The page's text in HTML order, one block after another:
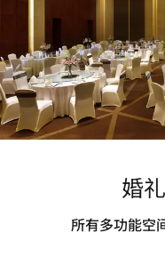
婚
所有多功能空